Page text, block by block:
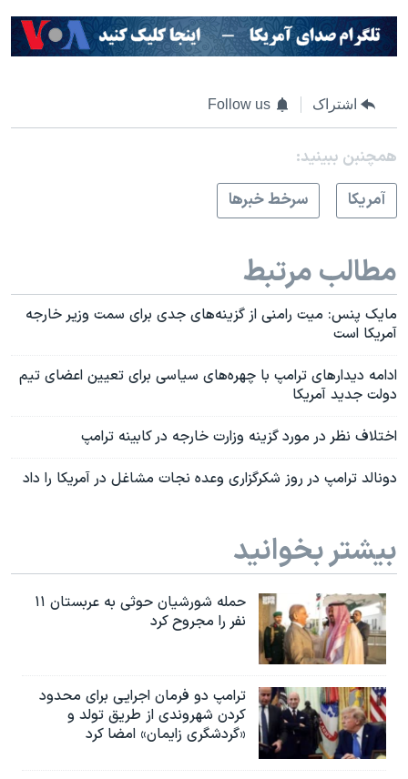
اشتراک Follow us
همچنبن ببینید:
آمريکا
سرخط خبرها
مطالب مرتبط
مایک پنس: میت رامنی از گزینه‌های جدی برای سمت وزیر خارجه
آمریکا است
ادامه دیدارهای ترامپ با چهره‌های سیاسی برای تعیین اعضای تیم
دولت جدید آمریکا
اختلاف نظر در مورد گزینه وزارت خارجه در کابینه ترامپ
دونالد ترامپ در روز شکرگزاری وعده نجات مشاغل در آمریکا را داد
بیشتر بخوانید
حمله شورشیان حوثی به عربستان ۱۱
نفر را مجروح کرد
ترامپ دو فرمان اجرایی برای محدود
کردن شهروندی از طریق تولد و
«گردشگری زایمان» امضا کرد